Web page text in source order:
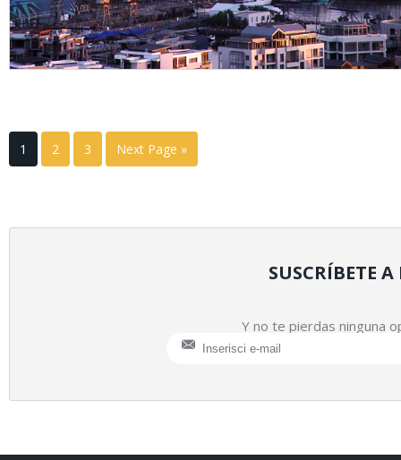
1 2 3 Next Page »
SUSCRÍBETE
Y no te pierdas ninguna